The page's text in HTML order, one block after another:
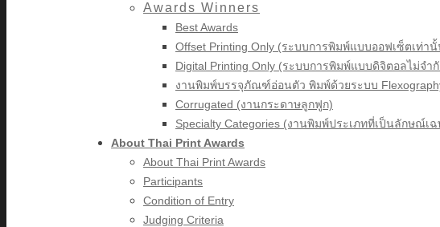
Awards Winners
Best Awards
Offset Printing Only (ระบบการพิมพ์แบบออฟเซ็ตเท่า
Digital Printing Only (ระบบการพิมพ์แบบดิจิตอลไม่จำ
งานพิมพ์บรรจุภัณฑ์อ่อนตัว พิมพ์ด้วยระบบ
Corrugated (งานกระดาษลูกฟูก)
Specialty Categories (งานพิมพ์ประเภทที่เป็นลักษณ์เฉ
About Thai Print Awards
About Thai Print Awards
Participants
Condition of Entry
Judging Criteria